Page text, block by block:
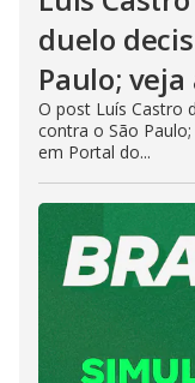
duelo
Paulo; veja
O post Luís Castro
contra o São
em Portal do...